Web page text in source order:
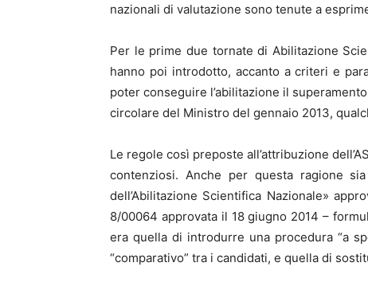
nazionali di valutazione sono tenute a
Per le prime due tornate di Abilitazione
hanno poi introdotto, accanto a criteri e
poter conseguire l’abilitazione il
circolare del Ministro del gennaio 2013,
Le regole così preposte all’attribuzione
contenziosi. Anche per questa ragione
dell’Abilitazione Scientifica Nazionale»
8/00064 approvata il 18 giugno 2014 –
era quella di introdurre una procedura “a
“comparativo” tra i candidati, e quella di